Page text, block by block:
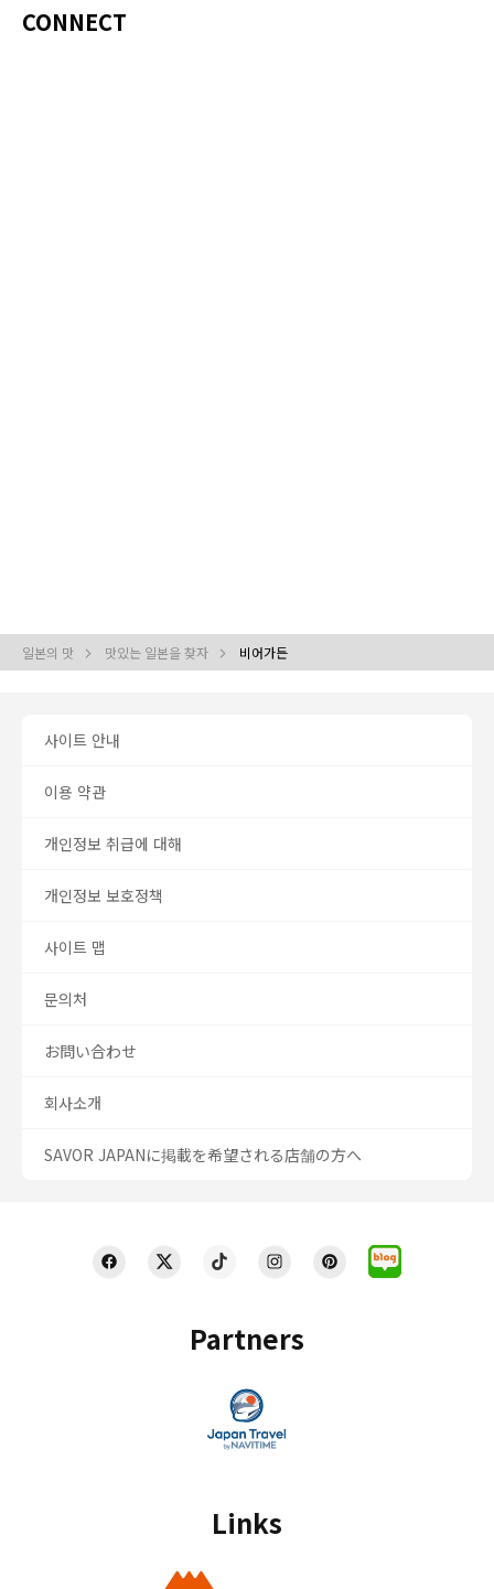
CONNECT
일본의 맛 맛있는 일본을 찾자 비어가든
Partners
Links
사이트 안내
이용 약관
개인정보 취급에 대해
개인정보 보호정책
사이트 맵
문의처
お問い合わせ
회사소개
SAVOR JAPANに掲載を希望される店舗の方へ